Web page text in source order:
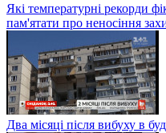
Які температурні рекорди
пам'ятати про неносіння
Два місяці після вибуху в